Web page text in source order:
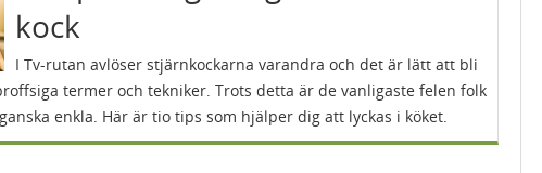
kock
I Tv-rutan avlöser stjärnkockarna varandra och det är lätt att bli
termer och tekniker. Trots detta är de vanligaste felen folk
enkla. Här är tio tips som hjälper dig att lyckas i köket.